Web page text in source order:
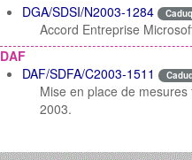
DGA/SDSI/N2003-1284
Accord Entreprise
DAF
DAF/SDFA/C2003-1511
Mise en place de
2003.